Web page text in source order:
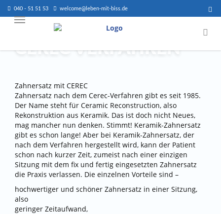
040 - 51 51 53 welcome@leben-mit-biss.de
CEREC VERFAHREN
Zahnersatz mit CEREC
Zahnersatz nach dem Cerec-Verfahren gibt es seit 1985.
Der Name steht für Ceramic Reconstruction, also
Rekonstruktion aus Keramik. Das ist doch nicht Neues,
mag mancher nun denken. Stimmt! Keramik-Zahnersatz
gibt es schon lange! Aber bei Keramik-Zahnersatz, der
nach dem Verfahren hergestellt wird, kann der Patient
schon nach kurzer Zeit, zumeist nach einer einzigen
Sitzung mit dem fix und fertig eingesetzten Zahnersatz
die Praxis verlassen. Die einzelnen Vorteile sind –
hochwertiger und schöner Zahnersatz in einer Sitzung,
also
geringer Zeitaufwand,